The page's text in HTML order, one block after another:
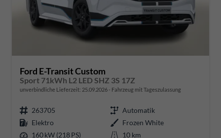
Ford E-Transit Custom
Sport 71kWh L2 LED SHZ 3S 17Z
unverbindliche Lieferzeit: 25.09.2026 Fahrzeug mit Tageszulassung
263705
Automatik
Elektro
Frozen White
160 kW (218 PS)
10 km